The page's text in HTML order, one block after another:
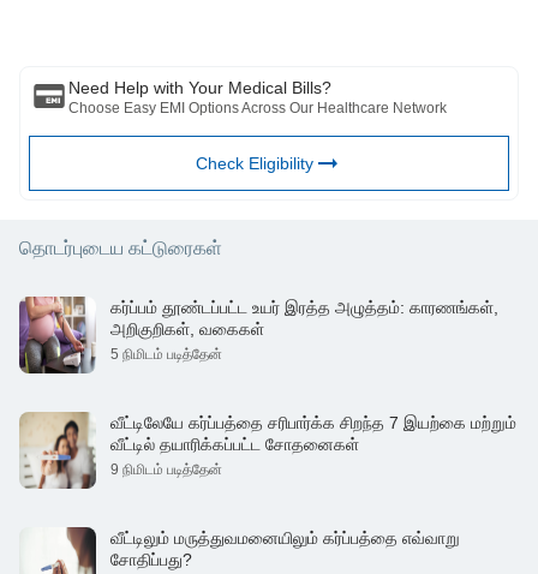
தகவலுக்கும் அல்லது மூன்றாம் தரப்பினரால் வழங்கப்படும் சேவைகள்
Need Help with Your Medical Bills?
Choose Easy EMI Options Across Our Healthcare Network
Check Eligibility
தொடர்புடைய கட்டுரைகள்
கர்ப்பம் தூண்டப்பட்ட உயர் இரத்த அழுத்தம்: காரணங்கள்,
அறிகுறிகள், வகைகள்
5 நிமிடம் படித்தேன்
வீட்டிலேயே கர்ப்பத்தை சரிபார்க்க சிறந்த 7 இயற்கை மற்றும்
வீட்டில் தயாரிக்கப்பட்ட சோதனைகள்
9 நிமிடம் படித்தேன்
வீட்டிலும் மருத்துவமனையிலும் கர்ப்பத்தை எவ்வாறு
சோதிப்பது?